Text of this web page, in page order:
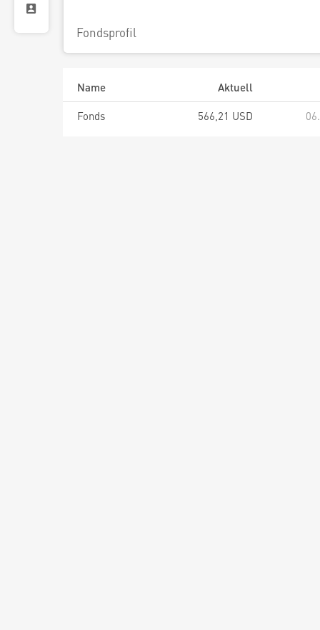
Fondsprofil
Name
Aktuell
Fonds
566,21 USD